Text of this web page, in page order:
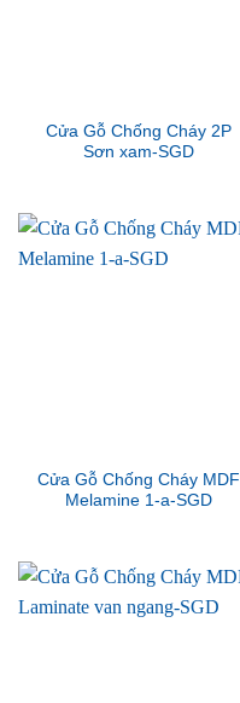
Cửa Gỗ Chống Cháy 2P
Sơn xam-SGD
Cửa Gỗ Chống Cháy MDF
Melamine 1-a-SGD